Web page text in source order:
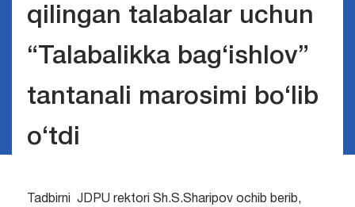
qilingan talabalar uchun
“Talabalikka bag‘ishlov”
tantanali marosimi bo‘lib
o‘tdi
Tadbirni JDPU rektori Sh.S.Sharipov ochib berib,